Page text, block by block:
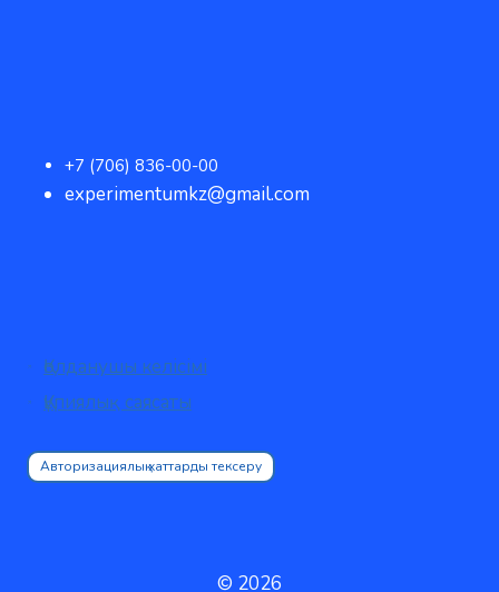
+7 (706) 836-00-00
experimentumkz@gmail.com
Қолданушы келісімі
Құпиялық саясаты
Авторизациялық хаттарды тексеру
© 2026